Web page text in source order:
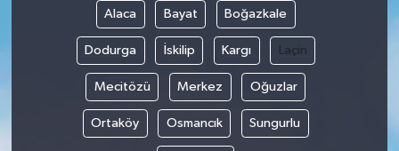
Alaca Bayat Boğazkale
Dodurga İskilip Kargı Laçin
Mecitözü Merkez Oğuzlar
Ortaköy Osmancık Sungurlu